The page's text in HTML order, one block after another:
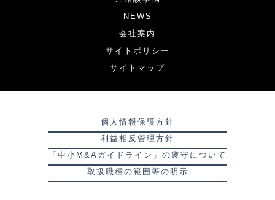
NEWS
会社案内
サイトポリシー
サイトマップ
個人情報保護方針
利益相反管理方針
「中小M&Aガイドライン」の遵守について
取扱職種の範囲等の明示